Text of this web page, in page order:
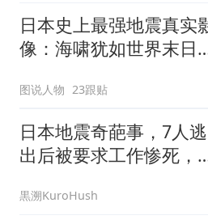
日本史上最强地震真实
像：海啸犹如世界末日
图说人物 23跟贴
日本地震奇葩事，7人逃
出后被要求工作惨死，
黒溯KuroHush